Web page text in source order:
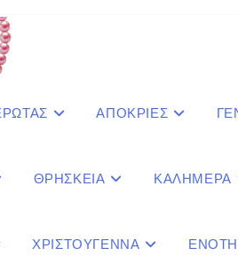
ΑΠΟΚΡΙΕΣ
ΘΡΗΣΚΕΙΑ ΚΑΛΗΜΕΡΑ
ΧΡΙΣΤΟΥΓΕΝΝΑ